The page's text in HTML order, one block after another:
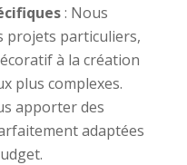
: Nous
projets particuliers,
à la création
plus complexes.
apporter des
adaptées